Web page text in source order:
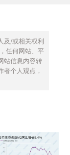
及/或相关权利
任何网站、平
站信息内容转
个人观点，